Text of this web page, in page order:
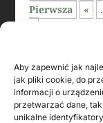
Aby zapewnić jak
jak pliki cookie, do
informacji o
przetwarzać dane,
unikalne
Pierwsza
«